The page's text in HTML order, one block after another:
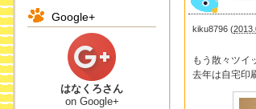
kiku8796 (
もう散々ツイ
去年は自宅印
Google+
はなくろさん
on Google+